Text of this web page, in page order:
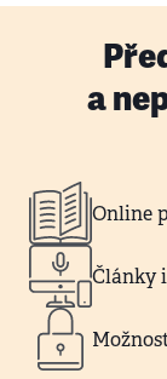
a
Online
Články